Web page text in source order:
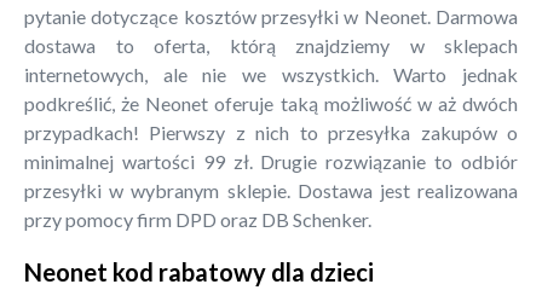
pytanie dotyczące kosztów przesyłki w Neonet. Darmowa
dostawa to oferta, którą znajdziemy w sklepach
internetowych, ale nie we wszystkich. Warto jednak
podkreślić, że Neonet oferuje taką możliwość w aż dwóch
przypadkach! Pierwszy z nich to przesyłka zakupów o
minimalnej wartości 99 zł. Drugie rozwiązanie to odbiór
przesyłki w wybranym sklepie. Dostawa jest realizowana
przy pomocy firm DPD oraz DB Schenker.
Neonet kod rabatowy dla dzieci